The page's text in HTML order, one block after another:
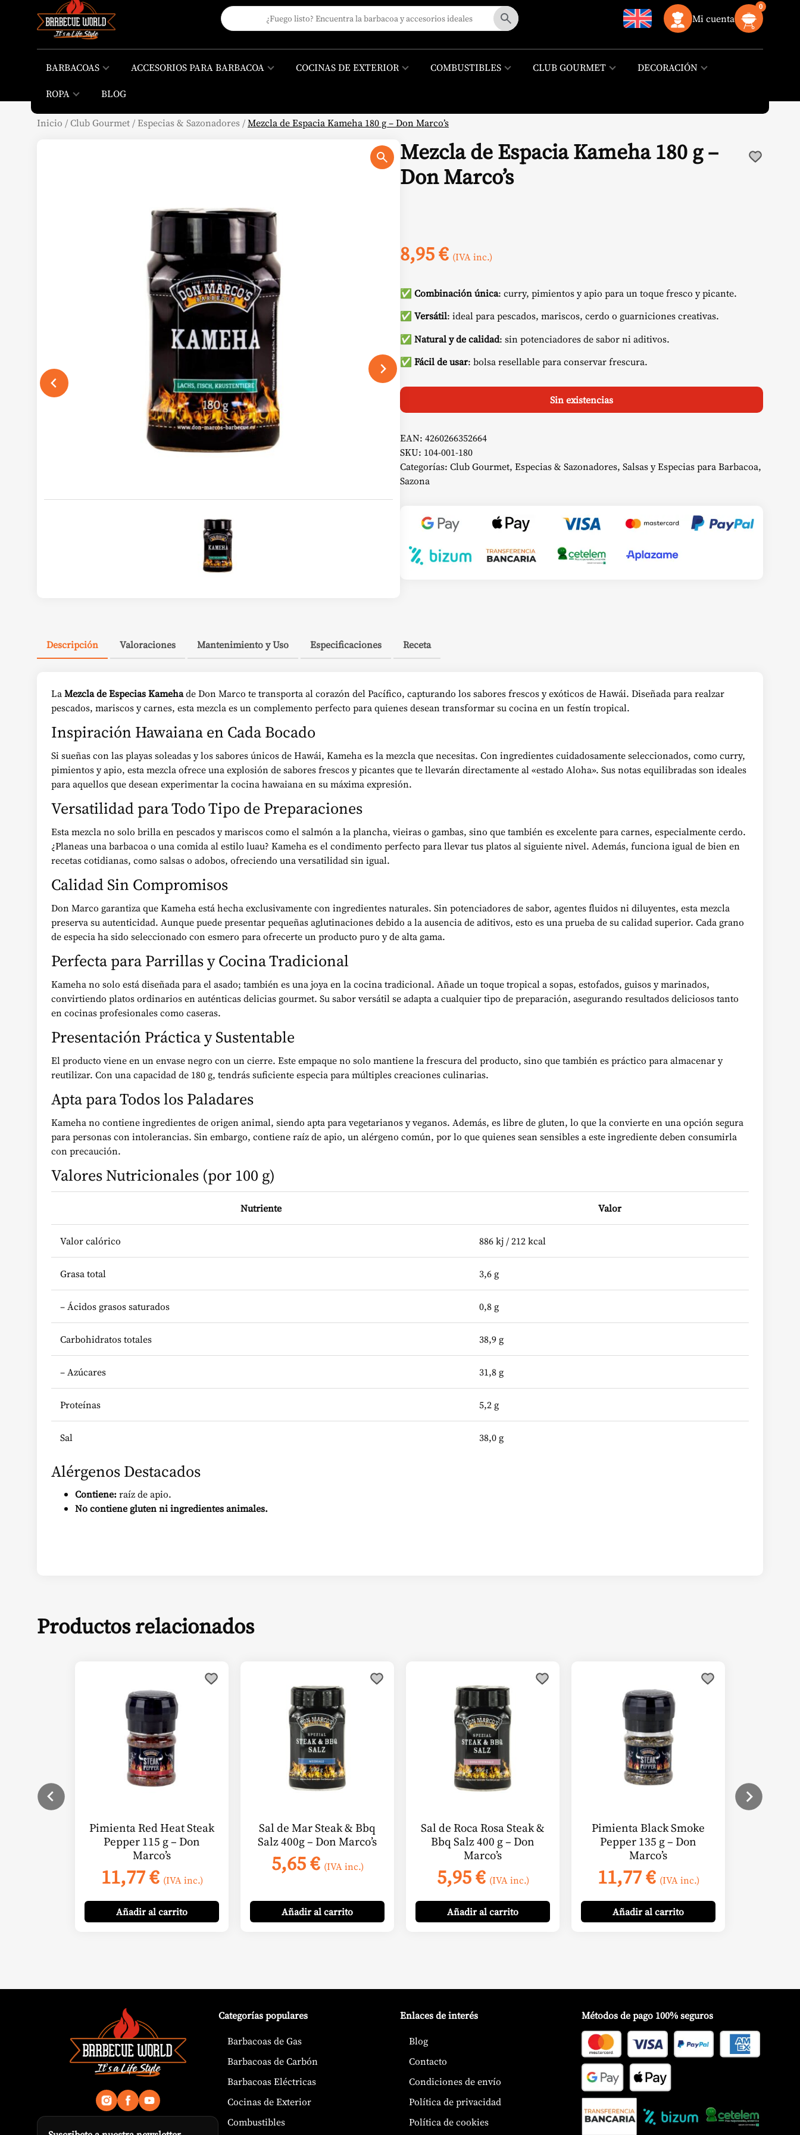
Mi cuenta
0
BARBACOAS ACCESORIOS PARA BARBACOA COCINAS DE EXTERIOR COMBUSTIBLES CLUB GOURMET
DECORACIÓN
ROPA
BLOG
Inicio /Club Gourmet /Especias & Sazonadores /Mezcla de Espacia Kameha 180 g – Don Marco’s
Mezcla de Espacia Kameha 180 g –
Don Marco’s
8,95€ (IVA inc.)
✅ Combinación única: curry, pimientos y apio para un toque fresco y picante.
✅ Versátil: ideal para pescados, mariscos, cerdo o guarniciones creativas.
✅ Natural y de calidad: sin potenciadores de sabor ni aditivos.
✅ Fácil de usar: bolsa resellable para conservar frescura.
Sin existencias
EAN: 4260266352664
SKU: 104-001-180
Categorías: Club Gourmet, Especias & Sazonadores, Salsas y Especias para Barbacoa,
Sazona
Descripción Valoraciones Mantenimiento y Uso Especificaciones Receta
LaMezcla de Especias Kamehade Don Marco te transporta al corazón del Pacífico, capturando los sabores frescos y exóticos de Hawái. Diseñada para realzar
pescados, mariscos y carnes, esta mezcla es un complemento perfecto para quienes desean transformar su cocina en un festín tropical.
Inspiración Hawaiana en Cada Bocado
Si sueñas con las playas soleadas y los sabores únicos de Hawái, Kameha es la mezcla que necesitas. Con ingredientes cuidadosamente seleccionados, como curry,
pimientos y apio, esta mezcla ofrece una explosión de sabores frescos y picantes que te llevarán directamente al «estado Aloha». Sus notas equilibradas son ideales
para aquellos que desean experimentar la cocina hawaiana en su máxima expresión.
Versatilidad para Todo Tipo de Preparaciones
Esta mezcla no solo brilla en pescados y mariscos como el salmón a la plancha, vieiras o gambas, sino que también es excelente para carnes, especialmente cerdo.
¿Planeas una barbacoa o una comida al estilo luau? Kameha es el condimento perfecto para llevar tus platos al siguiente nivel. Además, funciona igual de bien en
recetas cotidianas, como salsas o adobos, ofreciendo una versatilidad sin igual.
Calidad Sin Compromisos
Don Marco garantiza que Kameha está hecha exclusivamente con ingredientes naturales. Sin potenciadores de sabor, agentes fluidos ni diluyentes, esta mezcla
preserva su autenticidad. Aunque puede presentar pequeñas aglutinaciones debido a la ausencia de aditivos, esto es una prueba de su calidad superior. Cada grano
de especia ha sido seleccionado con esmero para ofrecerte un producto puro y de alta gama.
Perfecta para Parrillas y Cocina Tradicional
Kameha no solo está diseñada para el asado; también es una joya en la cocina tradicional. Añade un toque tropical a sopas, estofados, guisos y marinados,
convirtiendo platos ordinarios en auténticas delicias gourmet. Su sabor versátil se adapta a cualquier tipo de preparación, asegurando resultados deliciosos tanto
en cocinas profesionales como caseras.
Presentación Práctica y Sustentable
El producto viene en un envase negro con un cierre. Este empaque no solo mantiene la frescura del producto, sino que también es práctico para almacenar y
reutilizar. Con una capacidad de 180 g, tendrás suficiente especia para múltiples creaciones culinarias.
Apta para Todos los Paladares
Kameha no contiene ingredientes de origen animal, siendo apta para vegetarianos y veganos. Además, es libre de gluten, lo que la convierte en una opción segura
para personas con intolerancias. Sin embargo, contiene raíz de apio, un alérgeno común, por lo que quienes sean sensibles a este ingrediente deben consumirla
con precaución.
Valores Nutricionales (por 100 g)
Nutriente Valor
Valor calórico 886 kj / 212 kcal
Grasa total 3,6 g
– Ácidos grasos saturados 0,8 g
Carbohidratos totales 38,9 g
– Azúcares 31,8 g
Proteínas 5,2 g
Sal 38,0 g
Alérgenos Destacados
Contiene:raíz de apio.
No contiene gluten ni ingredientes animales.
Productos relacionados
Pimienta Red Heat Steak
Pepper 115 g – Don
Marco’s
11,77€ (IVA inc.)
Añadiral carrito
Sal de Mar Steak & Bbq
Salz 400g – Don Marco’s
5,65€ (IVA inc.)
Añadiral carrito
Sal de Roca Rosa Steak &
Bbq Salz 400 g – Don
Marco’s
5,95€ (IVA inc.)
Añadiral carrito
Pimienta Black Smoke
Pepper 135 g – Don
Marco’s
11,77€ (IVA inc.)
Añadiral carrito
Categorías populares
Barbacoas de Gas
Barbacoas de Carbón
Barbacoas Eléctricas
Cocinas de Exterior
Combustibles
Enlaces de interés
Blog
Contacto
Condiciones de envío
Política de privacidad
Política de cookies
Métodos de pago 100% seguros